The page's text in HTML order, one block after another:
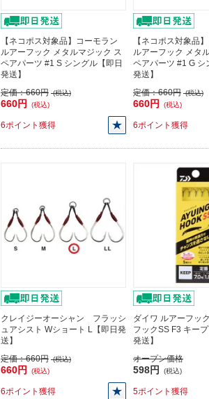
【ネコポス対象品】コーモラン
ルアーフック メタルマジック ス
ペアパーツ #1 S シングル【即日
発送】
定価：660円 (税込)
660円 (税込)
6ポイント獲得
【ネコポス対象品
ルアーフック メタ
ペアパーツ #1 G シ
発送】
定価：660円 (税込)
660円 (税込)
6ポイント獲得
クレイジーオーシャン フラッシ
ュアシスト Wショート L【即日発
送】
定価：660円 (税込)
660円 (税込)
6ポイント獲得
ダイワ ルアーフッ
フックSS F3 キー
発送】
オープン価格
598円 (税込)
5ポイント獲得